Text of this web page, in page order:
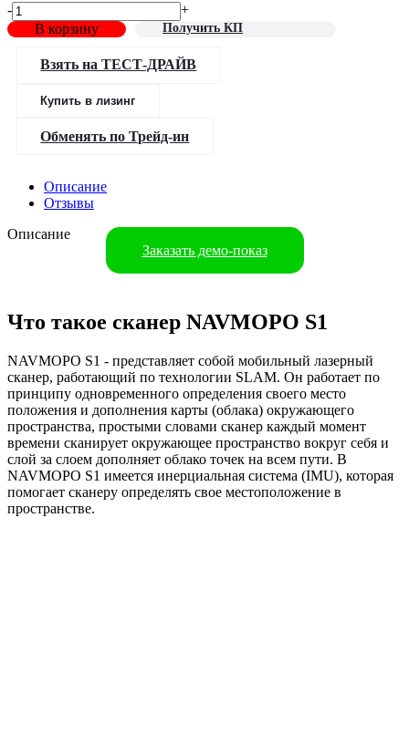
-
+
В корзину
Получить КП
Взять на ТЕСТ-ДРАЙВ
Купить в лизинг
Обменять по Трейд-ин
Описание
Отзывы
Описание
Заказать демо-показ
Что такое сканер NAVMOPO S1
NAVMOPO S1 - представляет собой мобильный лазерный
сканер, работающий по технологии SLAM. Он работает по
принципу одновременного определения своего место
положения и дополнения карты (облака) окружающего
пространства, простыми словами сканер каждый момент
времени сканирует окружающее пространство вокруг себя и
слой за слоем дополняет облако точек на всем пути. В
NAVMOPO S1 имеется инерциальная система (IMU), которая
помогает сканеру определять свое местоположение в
пространстве.